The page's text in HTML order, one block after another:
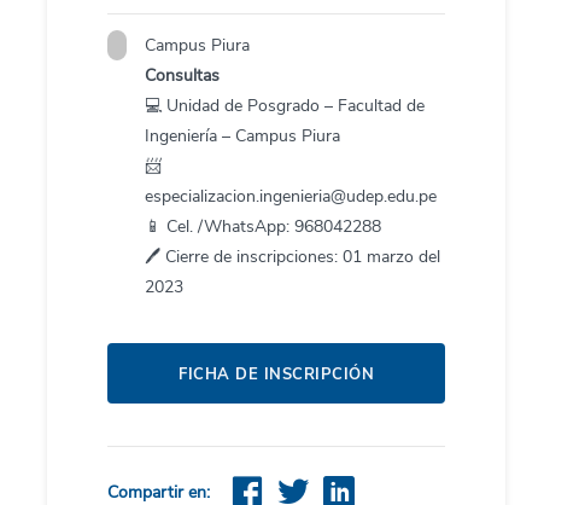
Campus Piura
Consultas
💻 Unidad de Posgrado – Facultad de
Ingeniería – Campus Piura
📨
especializacion.ingenieria@udep.edu.pe
📱 Cel. /WhatsApp: 968042288
🖊️ Cierre de inscripciones: 01 marzo del
2023
FICHA DE INSCRIPCIÓN
Compartir en: